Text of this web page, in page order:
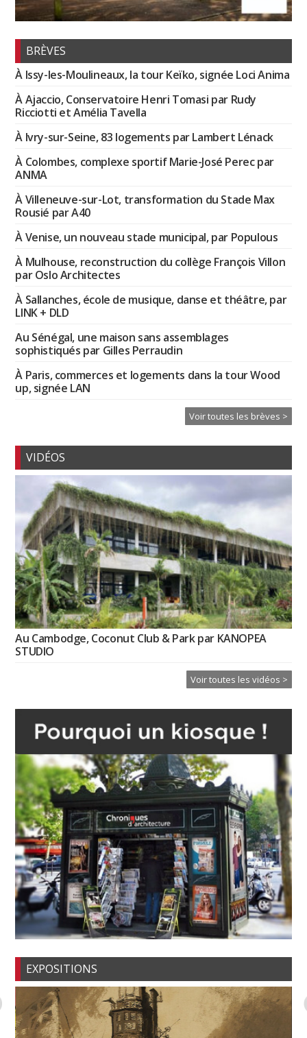
BRÈVES
À Issy-les-Moulineaux, la tour Keïko, signée Loci Anima
À Ajaccio, Conservatoire Henri Tomasi par Rudy
Ricciotti et Amélia Tavella
À Ivry-sur-Seine, 83 logements par Lambert Lénack
À Colombes, complexe sportif Marie-José Perec par
ANMA
À Villeneuve-sur-Lot, transformation du Stade Max
Rousié par A40
À Venise, un nouveau stade municipal, par Populous
À Mulhouse, reconstruction du collège François Villon
par Oslo Architectes
À Sallanches, école de musique, danse et théâtre, par
LINK + DLD
Au Sénégal, une maison sans assemblages
sophistiqués par Gilles Perraudin
À Paris, commerces et logements dans la tour Wood
up, signée LAN
Voir toutes les brèves >
VIDÉOS
Au Cambodge, Coconut Club & Park par KANOPEA
STUDIO
Voir toutes les vidéos >
EXPOSITIONS